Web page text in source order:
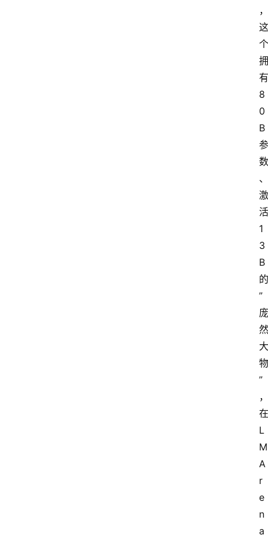
，
这
个
拥
有
8
0
B
参
数
、
激
活
1
3
B
的
”
庞
然
大
物
”
，
在
L
M
A
r
e
n
a